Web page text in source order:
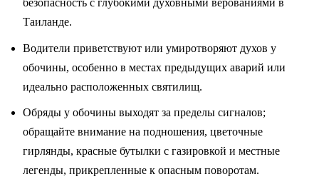
безопасность с глубокими духовными верованиями в
Таиланде.
Водители приветствуют или умиротворяют духов у
обочины, особенно в местах предыдущих аварий или
идеально расположенных святилищ.
Обряды у обочины выходят за пределы сигналов;
обращайте внимание на подношения, цветочные
гирлянды, красные бутылки с газировкой и местные
легенды, прикрепленные к опасным поворотам.